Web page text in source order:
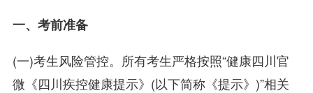
一、考前准备
(一)考生风险管控。所有考生严格按照“健康四川官
微《四川疾控健康提示》(以下简称《提示》)”相关